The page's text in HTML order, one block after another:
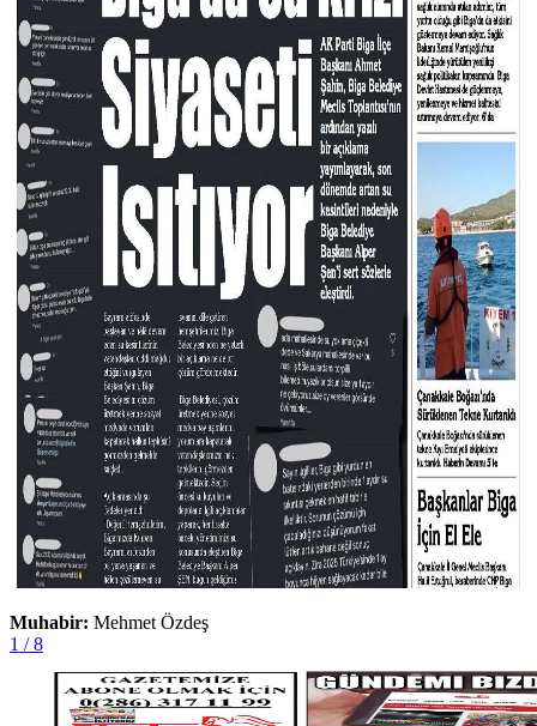
Muhabir: Mehmet Özdeş
1 / 8